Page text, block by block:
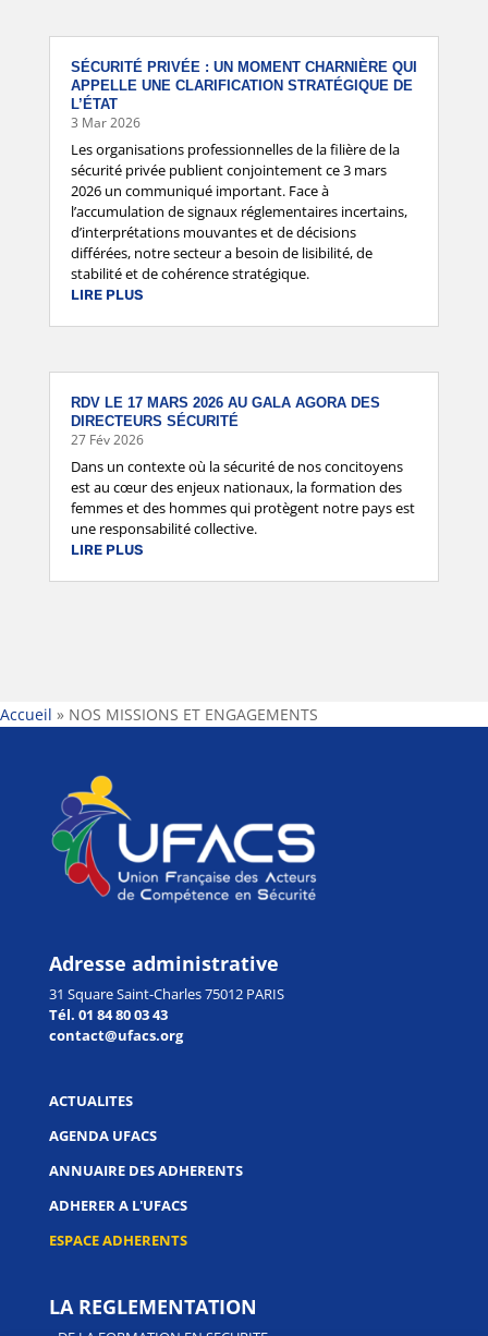
SÉCURITÉ PRIVÉE : UN MOMENT CHARNIÈRE QUI
APPELLE UNE CLARIFICATION STRATÉGIQUE DE
L’ÉTAT
3 Mar 2026
Les organisations professionnelles de la filière de la
sécurité privée publient conjointement ce 3 mars
2026 un communiqué important. Face à
l’accumulation de signaux réglementaires incertains,
d’interprétations mouvantes et de décisions
différées, notre secteur a besoin de lisibilité, de
stabilité et de cohérence stratégique.
LIRE PLUS
RDV LE 17 MARS 2026 AU GALA AGORA DES
DIRECTEURS SÉCURITÉ
27 Fév 2026
Dans un contexte où la sécurité de nos concitoyens
est au cœur des enjeux nationaux, la formation des
femmes et des hommes qui protègent notre pays est
une responsabilité collective.
LIRE PLUS
Accueil » NOS MISSIONS ET ENGAGEMENTS
Adresse administrative
31 Square Saint-Charles 75012 PARIS
Tél. 01 84 80 03 43
contact@ufacs.org
ACTUALITES
AGENDA UFACS
ANNUAIRE DES ADHERENTS
ADHERER A L'UFACS
ESPACE ADHERENTS
LA REGLEMENTATION